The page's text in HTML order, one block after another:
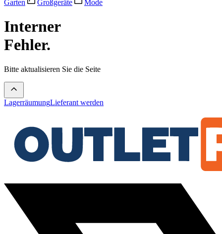
Garten
Großgeräte Mode
Interner
Fehler.
Bitte aktualisieren Sie die Seite
LagerräumungLieferant werden